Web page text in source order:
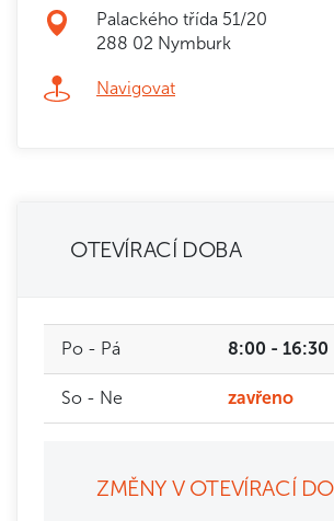
Palackého třída 51/20
288 02 Nymburk
Navigovat
OTEVÍRACÍ DOBA
Po - Pá 8:00 - 16:30
So - Ne zavřeno
ZMĚNY V OTEVÍRACÍ